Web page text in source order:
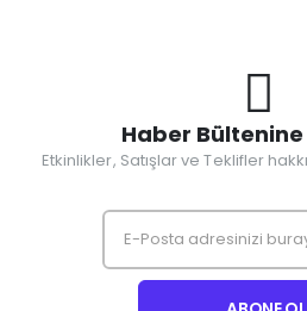
Haber
Etkinlikler, Satışlar ve Teklifler